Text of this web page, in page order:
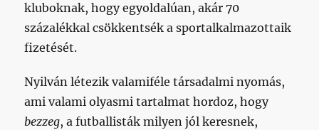
kluboknak, hogy egyoldalúan, akár 70
százalékkal csökkentsék a sportalkalmazottaik
fizetését.
Nyilván létezik valamiféle társadalmi nyomás,
ami valami olyasmi tartalmat hordoz, hogy
bezzeg, a futballisták milyen jól keresnek,